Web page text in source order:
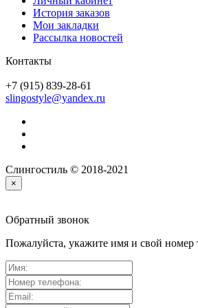
История заказов
Мои закладки
Рассылка новостей
Контакты
+7 (915) 839-28-61
slingostyle@yandex.ru
Слингостиль © 2018-2021
×
Обратный звонок
Пожалуйста, укажите имя и свой номер